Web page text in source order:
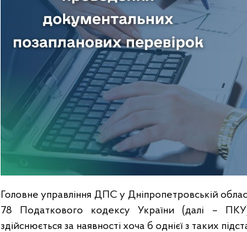
Головне управління ДПС у Дніпропетровській
78 Податкового кодексу України (далі – ПКУ)
здійснюється за наявності хоча б однієї з таких